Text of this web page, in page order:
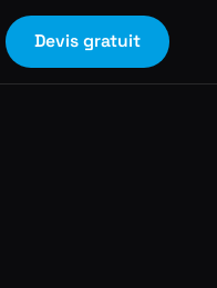
Devis gratuit